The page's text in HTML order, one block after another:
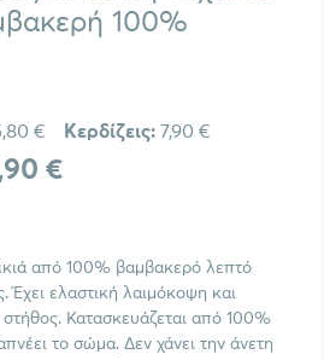
100%
€
€
Κερδίζεις: 7,90 €
από 100% βαμβακερό λεπτό
ελαστική λαιμόκοψη και
Κατασκευάζεται από 100%
το σώμα. Δεν χάνει την άνετη